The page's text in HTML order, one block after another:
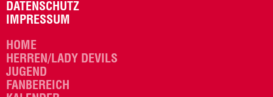
DATENSCHUTZ
IMPRESSUM
HOME
HERREN/LADY DEVILS
JUGEND
FANBEREICH